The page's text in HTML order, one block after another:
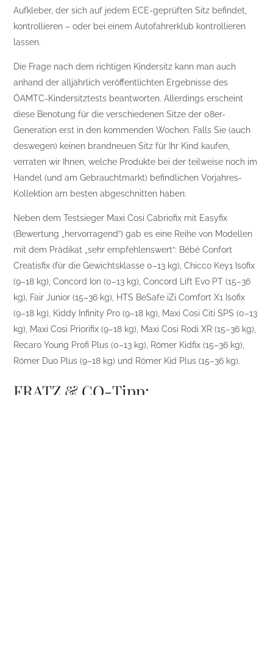
Aufkleber, der sich auf jedem ECE-geprüften Sitz befindet,
kontrollieren – oder bei einem Autofahrerklub kontrollieren
lassen.
Die Frage nach dem richtigen Kindersitz kann man auch
anhand der alljährlich veröffentlichten Ergebnisse des
ÖAMTC-Kindersitztests beantworten. Allerdings erscheint
diese Benotung für die verschiedenen Sitze der 08er-
Generation erst in den kommenden Wochen. Falls Sie (auch
deswegen) keinen brandneuen Sitz für Ihr Kind kaufen,
verraten wir Ihnen, welche Produkte bei der teilweise noch im
Handel (und am Gebrauchtmarkt) befindlichen Vorjahres-
Kollektion am besten abgeschnitten haben:
Neben dem Testsieger Maxi Cosi Cabriofix mit Easyfix
(Bewertung „hervorragend”) gab es eine Reihe von Modellen
mit dem Prädikat „sehr empfehlenswert“: Bébé Confort
Creatisfix (für die Gewichtsklasse 0–13 kg), Chicco Key1 Isofix
(9–18 kg), Concord Ion (0–13 kg), Concord Lift Evo PT (15–36
kg), Fair Junior (15–36 kg), HTS BeSafe iZi Comfort X1 Isofix
(9–18 kg), Kiddy Infinity Pro (9–18 kg), Maxi Cosi Citi SPS (0–13
kg), Maxi Cosi Priorifix (9–18 kg), Maxi Cosi Rodi XR (15–36 kg),
Recaro Young Profi Plus (0–13 kg), Römer Kidfix (15–36 kg),
Römer Duo Plus (9–18 kg) und Römer Kid Plus (15–36 kg).
FRATZ & CO-Tipp: